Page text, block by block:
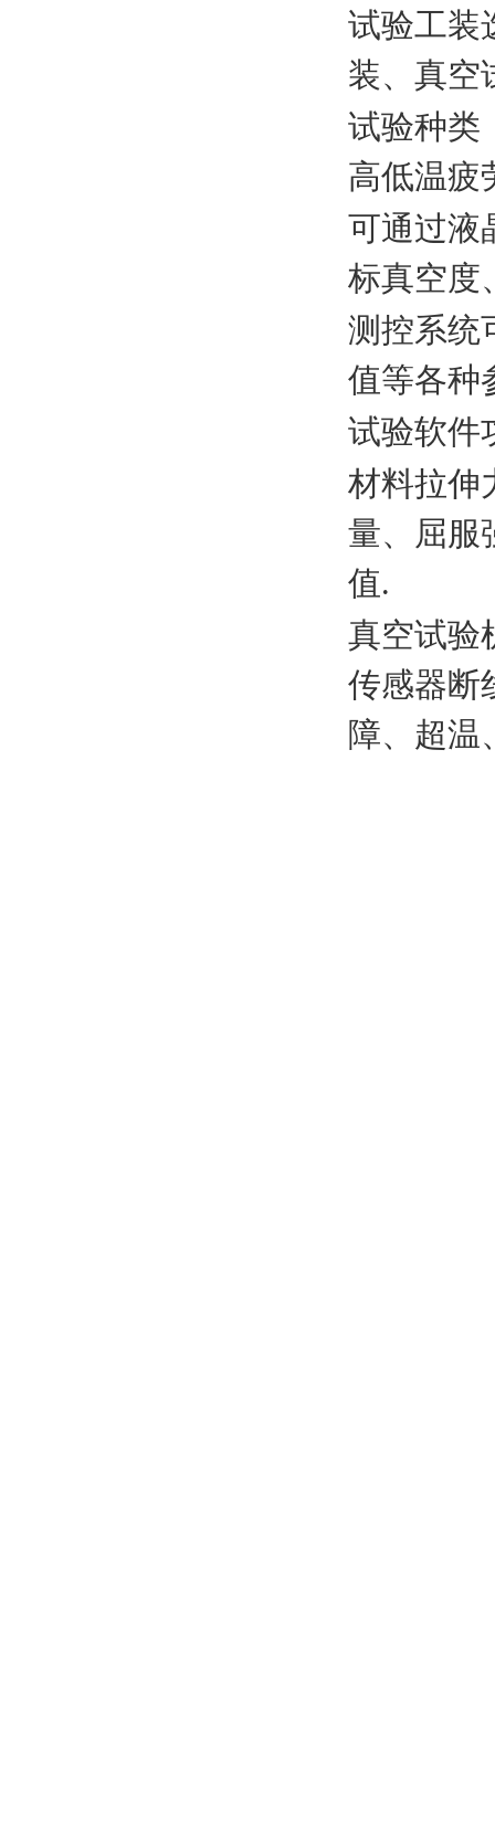
试验工装
装、真空
试验种类
高低温疲
可通过液
标真空度
测控系统
值等各种
试验软件
材料拉伸
量、屈服
值.
真空试验
传感器断
障、超温